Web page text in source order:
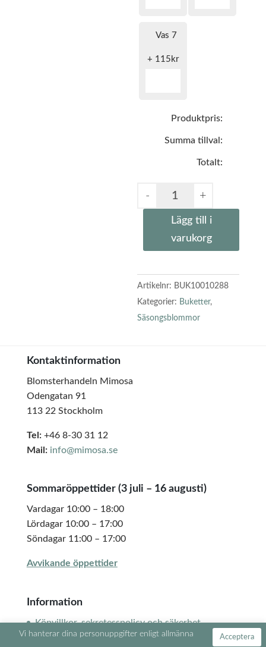
Vas 7
+ 115 kr
Produktpris:
Summa tillval:
Totalt:
Lägg till i
varukorg
Artikelnr: BUK10010288
Kategorier: Buketter,
Säsongsblommor
Kontaktinformation
Blomsterhandeln Mimosa
Odengatan 91
113 22 Stockholm
Tel:+46 8-30 31 12
Mail: info@mimosa.se
Sommaröppettider (3 juli – 16 augusti)
Vardagar 10:00 – 18:00
Lördagar 10:00 – 17:00
Söndagar 11:00 – 17:00
Avvikande öppettider
Information
Köpvillkor, sekretesspolicy och säkerhet
Mina sidor
Acceptera
Vi hanterar dina personuppgifter enligt allmänna